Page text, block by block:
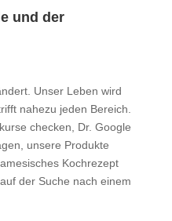
und der
Unser Leben wird
nahezu jeden Bereich.
checken, Dr. Google
unsere Produkte
Kochrezept
der Suche nach einem